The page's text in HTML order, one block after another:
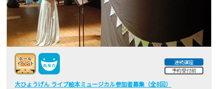
連続講座
予約受付前
大ひょうげん ライブ絵本ミュージカル参加者募集（全8回）